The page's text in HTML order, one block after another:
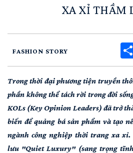
XA XỈ THẦM
FASHION STORY
Trong thời đại phương tiện truyền
phần không thể tách rời trong đời
KOLs (Key Opinion Leaders) đã trở
biến để quảng bá sản phẩm và tạo
ngành công nghiệp thời trang xa
lưu "Quiet Luxury" (sang trọng